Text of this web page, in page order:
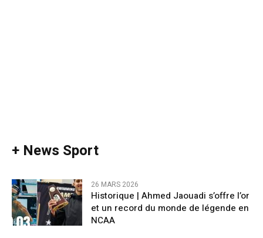
+ News Sport
26 MARS 2026
Historique | Ahmed Jaouadi s’offre l’or
et un record du monde de légende en
NCAA